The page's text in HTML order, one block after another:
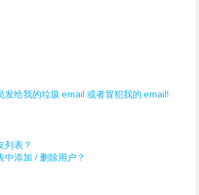
发给我的垃圾 email 或者冒犯我的 email!
列表？
添加 / 删除用户？